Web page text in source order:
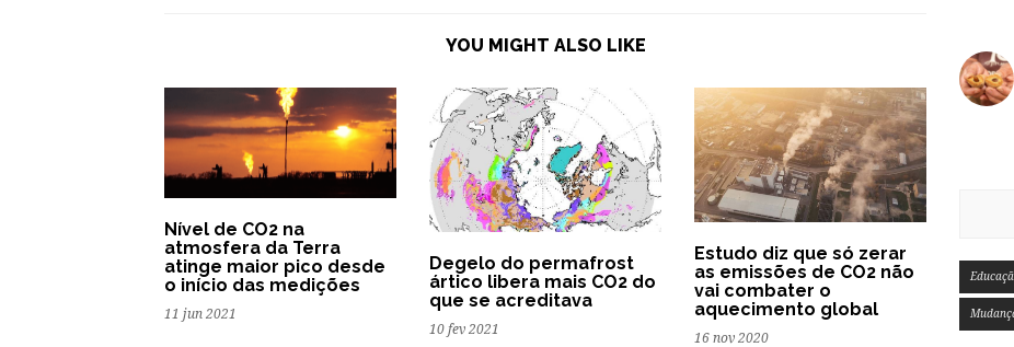
YOU MIGHT ALSO LIKE
Nível de CO2 na
atmosfera da Terra
atinge maior pico desde
o início das medições
11 jun 2021
Degelo do permafrost
ártico libera mais CO2 do
que se acreditava
10 fev 2021
Estudo diz que só zerar
as emissões de CO2 não
vai combater o
aquecimento global
16 nov 2020